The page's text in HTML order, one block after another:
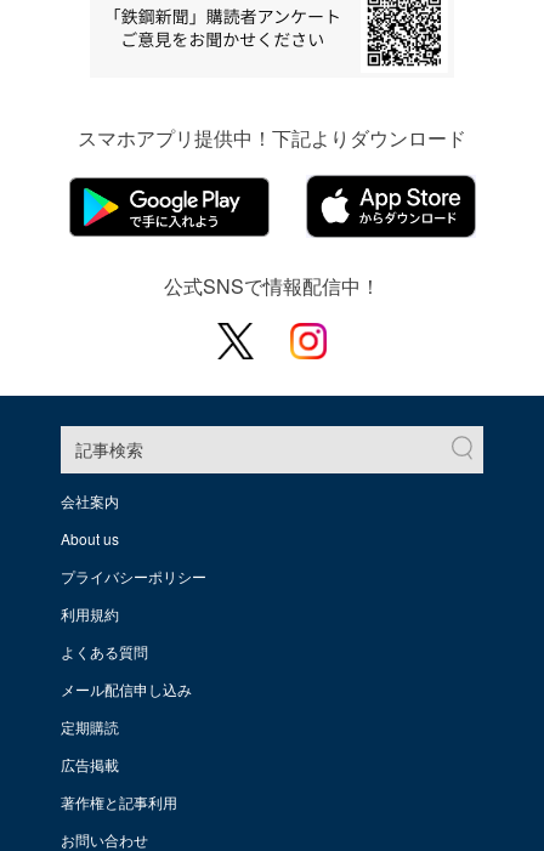
スマホアプリ提供中！下記よりダウンロード
公式SNSで情報配信中！
記事検索
会社案内
About us
プライバシーポリシー
利用規約
よくある質問
メール配信申し込み
定期購読
広告掲載
著作権と記事利用
お問い合わせ